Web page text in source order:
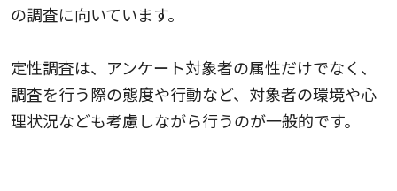
の調査に向いています。
定性調査は、アンケート対象者の属性だけでなく、
調査を行う際の態度や行動など、対象者の環境や心
理状況なども考慮しながら行うのが一般的です。